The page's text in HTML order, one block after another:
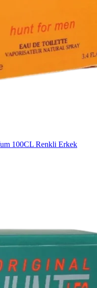
100CL Renkli Erkek